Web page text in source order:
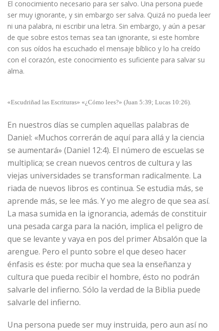
​El conocimiento necesario para ser salvo. Una persona puede
ser muy ignorante, y sin embargo ser salva. Quizá no pueda leer
ni una palabra, ni escribir una letra. Sin embargo, y aún a pesar
de que sobre estos temas sea tan ignorante, si este hombre
con sus oídos ha escuchado el mensaje bíblico y lo ha creído
con el corazón, este conocimiento es suficiente para salvar su
alma.
«Escudriñad las Escrituras» «¿Cómo lees?» (Juan 5:39; Lucas 10:26).
En nuestros días se cumplen aquellas palabras de
Daniel: «Muchos correrán de aquí para allá y la ciencia
se aumentará» (Daniel 12:4). El número de escuelas se
multiplica; se crean nuevos centros de cultura y las
viejas universidades se transforman radicalmente. La
riada de nuevos libros es continua. Se estudia más, se
aprende más, se lee más. Y yo me alegro de que sea así.
La masa sumida en la ignorancia, además de constituir
una pesada carga para la nación, implica el peligro de
que se levante y vaya en pos del primer Absalón que la
arengue. Pero el punto sobre el que deseo hacer
énfasis es éste: por mucha que sea la enseñanza y
cultura que pueda recibir el hombre, ésto no podrán
salvarle del infierno. Sólo la verdad de la Biblia puede
salvarle del infierno.
Una persona puede ser muy instruida, pero aun así no